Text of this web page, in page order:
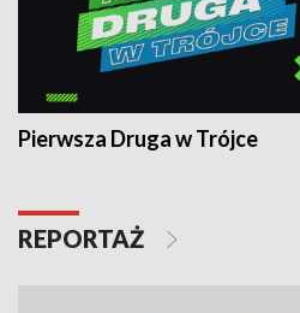
Pierwsza Druga w Trójce
REPORTAŻ